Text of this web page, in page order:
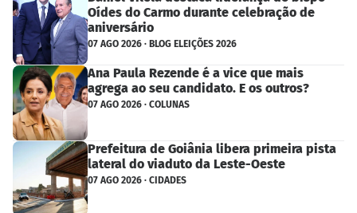
Oídes do Carmo durante celebração de
aniversário
07 AGO 2026 · BLOG ELEIÇÕES 2026
Ana Paula Rezende é a vice que mais
agrega ao seu candidato. E os outros?
07 AGO 2026 · COLUNAS
Prefeitura de Goiânia libera primeira pista
lateral do viaduto da Leste-Oeste
07 AGO 2026 · CIDADES